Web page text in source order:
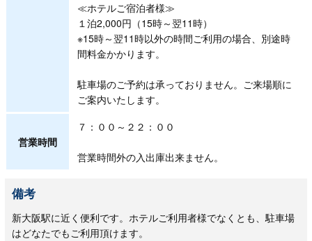
≪ホテルご宿泊者様≫
１泊2,000円（15時～翌11時）
※15時～翌11時以外の時間ご利用の場合、別途時
間料金かかります。
駐車場のご予約は承っておりません。ご来場順に
ご案内いたします。
営業時間
７：００～２２：００
営業時間外の入出庫出来ません。
備考
新大阪駅に近く便利です。ホテルご利用者様でなくとも、駐車場
はどなたでもご利用頂けます。